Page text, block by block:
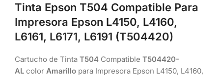
Tinta Epson T504 Compatible Para
Impresora Epson L4150, L4160,
L6161, L6171, L6191 (T504420)
Cartucho de Tinta T504 Compatible T504420-
AL color Amarillo para Impresora Epson L4150, L4160,